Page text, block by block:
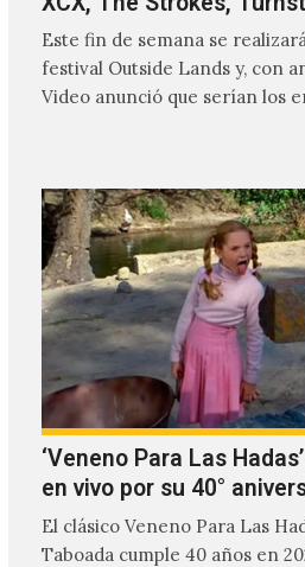
Este fin de semana se
festival Outside Lands y, con
Video anunció que serían los
‘Veneno Para Las
en vivo por su 40°
El clásico Veneno Para Las
Taboada cumple 40 años en